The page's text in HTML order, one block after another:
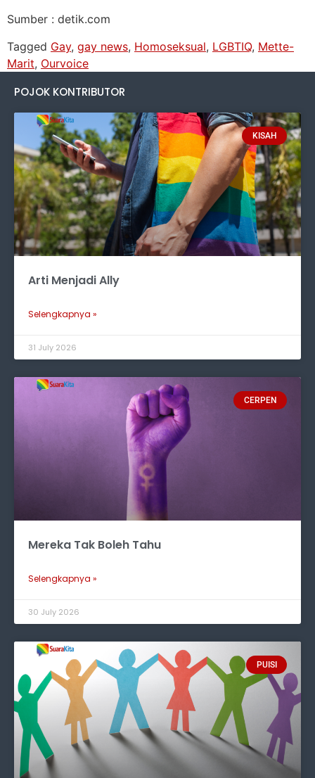
Sumber : detik.com
Tagged Gay, gay news, Homoseksual, LGBTIQ, Mette-
Marit, Ourvoice
POJOK KONTRIBUTOR
KISAH
Arti Menjadi Ally
Selengkapnya »
31 July 2026
CERPEN
Mereka Tak Boleh Tahu
Selengkapnya »
30 July 2026
PUISI